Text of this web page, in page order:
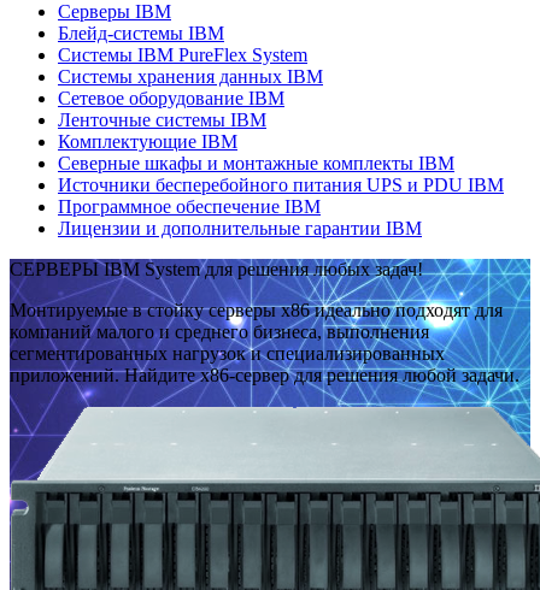
Серверы IBM
Блейд-системы IBM
Системы IBM PureFlex System
Системы хранения данных IBM
Сетевое оборудование IBM
Ленточные системы IBM
Комплектующие IBM
Северные шкафы и монтажные комплекты IBM
Источники бесперебойного питания UPS и PDU IBM
Программное обеспечение IBM
Лицензии и дополнительные гарантии IBM
СЕРВЕРЫ IBM System для решения любых задач!
Монтируемые в стойку серверы x86 идеально подходят для
компаний малого и среднего бизнеса, выполнения
сегментированных нагрузок и специализированных
приложений. Найдите x86-сервер для решения любой задачи.